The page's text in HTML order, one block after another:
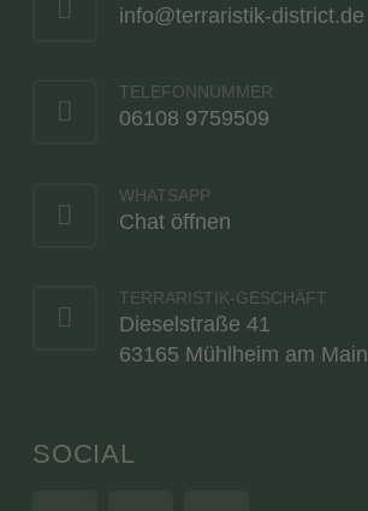
info@terraristik-district.de
TELEFONNUMMER
06108 9759509
WHATSAPP
Chat öffnen
TERRARISTIK-GESCHÄFT
Dieselstraße 41
63165 Mühlheim am Main
SOCIAL